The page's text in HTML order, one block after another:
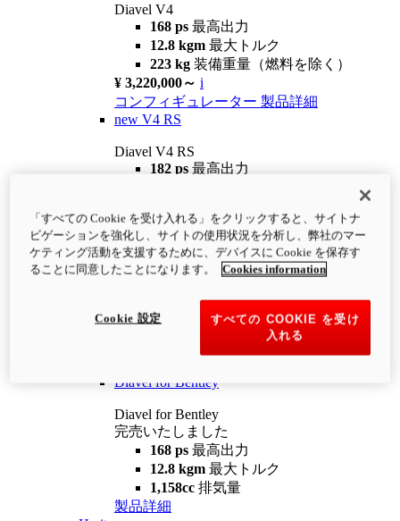
Diavel V4
168 ps 最高出力
12.8 kgm 最大トルク
223 kg 装備重量（燃料を除く）
¥ 3,220,000～ i
コンフィギュレーター 製品詳細
new V4 RS
Diavel V4 RS
182 ps 最高出力
¥4,400,000 i
コンフィギュレーター 製品詳細
newV4 RS 100
12.2 kgm
最大トルク
装備重量（燃料を除く）
Diavel for Bentley
Diavel for Bentley
完売いたしました
168 ps 最高出力
12.8 kgm 最大トルク
1,158cc 排気量
製品詳細
「すべての Cookie を受け入れる」をクリックすると、サイトナ
ビゲーションを強化し、サイトの使用状況を分析し、弊社のマー
ケティング活動を支援するために、デバイスに Cookie を保存す
ることに同意したことになります。
Cookies information
すべての COOKIE を受け
入れる
Cookie 設定